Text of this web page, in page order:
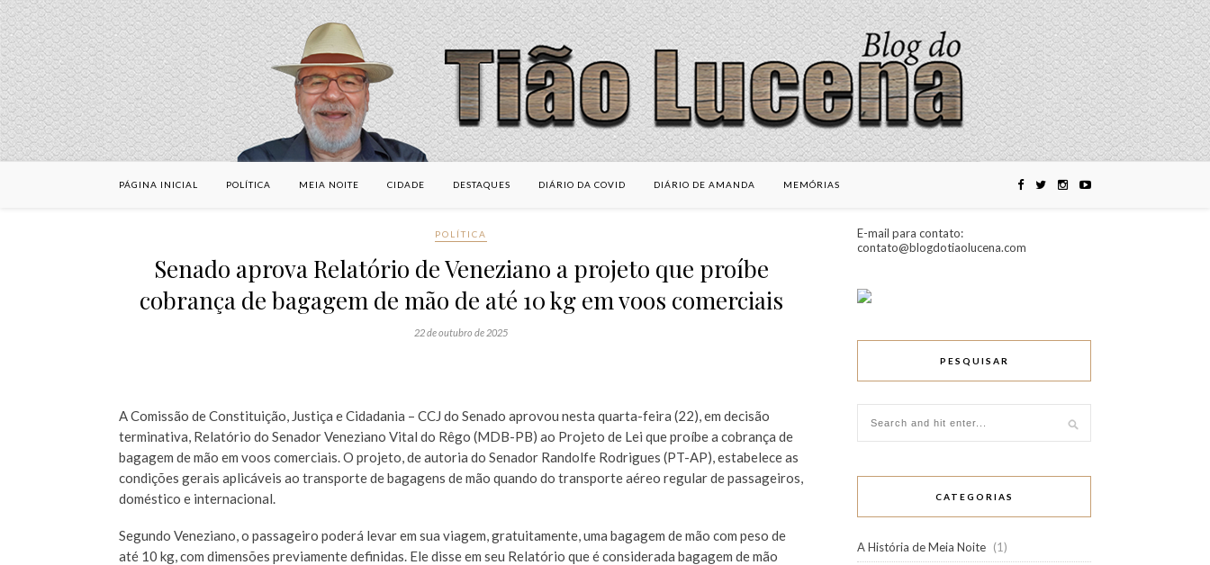
PÁGINA INICIAL POLÍTICA MEIA NOITE CIDADE DESTAQUES DIÁRIO DA COVID DIÁRIO DE AMANDA MEMÓRIAS
POLÍTICA
Senado aprova Relatório de Veneziano a projeto que proíbe
cobrança de bagagem de mão de até 10 kg em voos comerciais
22 de outubro de 2025
A Comissão de Constituição, Justiça e Cidadania – CCJ do Senado aprovou nesta quarta-feira (22), em decisão
terminativa, Relatório do Senador Veneziano Vital do Rêgo (MDB-PB) ao Projeto de Lei que proíbe a cobrança de
bagagem de mão em voos comerciais. O projeto, de autoria do Senador Randolfe Rodrigues (PT-AP), estabelece as
condições gerais aplicáveis ao transporte de bagagens de mão quando do transporte aéreo regular de passageiros,
doméstico e internacional.
Segundo Veneziano, o passageiro poderá levar em sua viagem, gratuitamente, uma bagagem de mão com peso de
até 10 kg, com dimensões previamente definidas. Ele disse em seu Relatório que é considerada bagagem de mão
E-mail para contato:
contato@blogdotiaolucena.com
PESQUISAR
CATEGORIAS
A História de Meia Noite (1)